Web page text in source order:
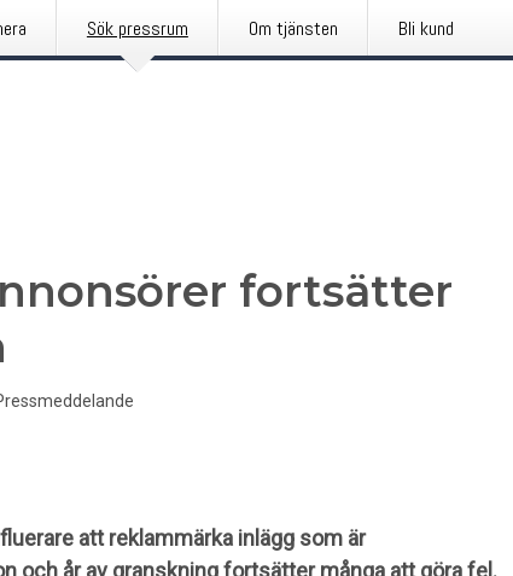
Sök pressrum Om tjänsten Bli kund
fortsätter
att reklammärka inlägg som är
och år av granskning fortsätter många att göra fel.